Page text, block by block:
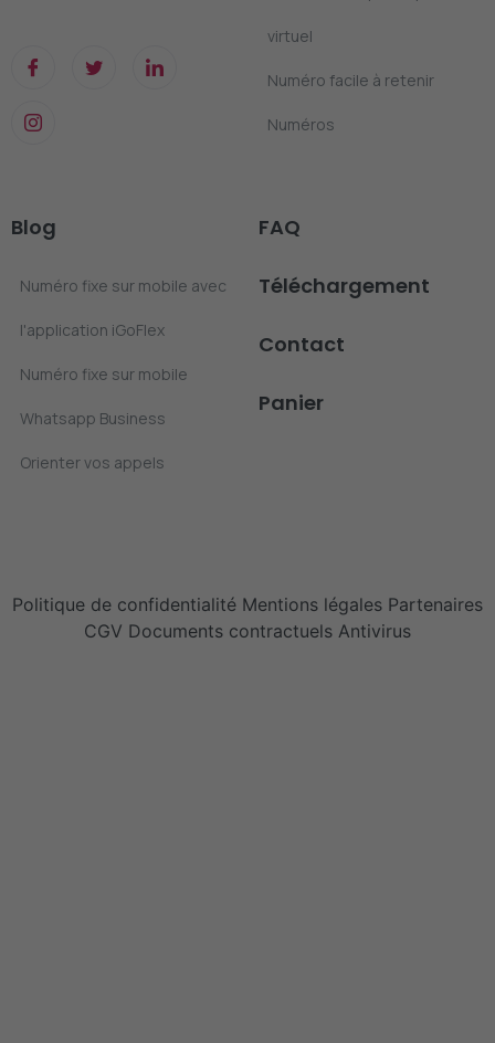
virtuel
Numéro facile à retenir
Numéros
Blog
Numéro fixe sur mobile avec
l'application iGoFlex
Numéro fixe sur mobile
Whatsapp Business
Orienter vos appels
FAQ
Téléchargement
Contact
Panier
Politique de confidentialité Mentions légales Partenaires
CGV Documents contractuels Antivirus